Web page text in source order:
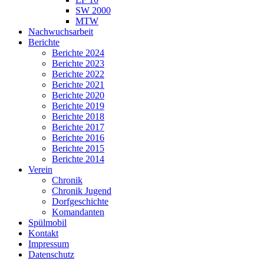
SW 2000
MTW
Nachwuchsarbeit
Berichte
Berichte 2024
Berichte 2023
Berichte 2022
Berichte 2021
Berichte 2020
Berichte 2019
Berichte 2018
Berichte 2017
Berichte 2016
Berichte 2015
Berichte 2014
Verein
Chronik
Chronik Jugend
Dorfgeschichte
Komandanten
Spülmobil
Kontakt
Impressum
Datenschutz